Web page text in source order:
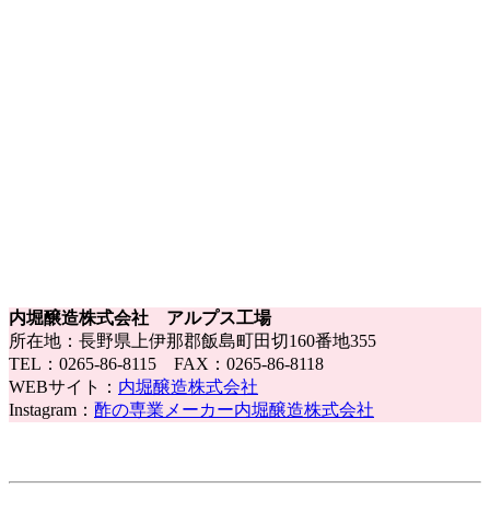
内堀醸造株式会社 アルプス工場
所在地：長野県上伊那郡飯島町田切160番地355
TEL：0265-86-8115 FAX：0265-86-8118
WEBサイト： 内堀醸造株式会社
Instagram： 酢の専業メーカー内堀醸造株式会社